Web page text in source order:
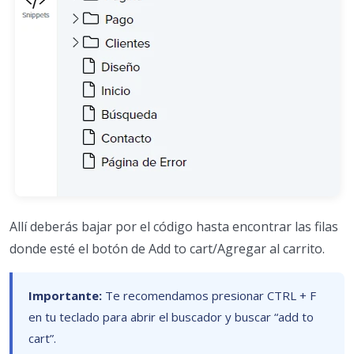
Allí deberás bajar por el código hasta encontrar las filas
donde esté el botón de Add to cart/Agregar al carrito.
Importante: Te recomendamos presionar CTRL + F
en tu teclado para abrir el buscador y buscar “add to
cart”.